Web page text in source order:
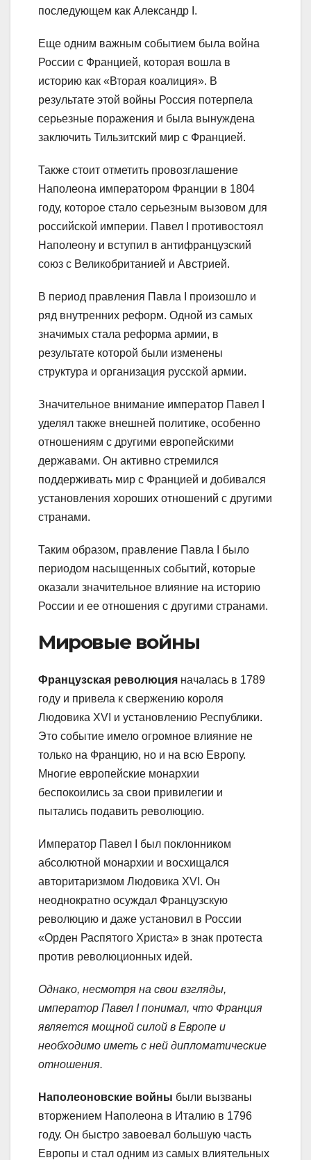
последующем как Александр I.
Еще одним важным событием была война
России с Францией, которая вошла в
историю как «Вторая коалиция». В
результате этой войны Россия потерпела
серьезные поражения и была вынуждена
заключить Тильзитский мир с Францией.
Также стоит отметить провозглашение
Наполеона императором Франции в 1804
году, которое стало серьезным вызовом для
российской империи. Павел I противостоял
Наполеону и вступил в антифранцузский
союз с Великобританией и Австрией.
В период правления Павла I произошло и
ряд внутренних реформ. Одной из самых
значимых стала реформа армии, в
результате которой были изменены
структура и организация русской армии.
Значительное внимание император Павел I
уделял также внешней политике, особенно
отношениям с другими европейскими
державами. Он активно стремился
поддерживать мир с Францией и добивался
установления хороших отношений с другими
странами.
Таким образом, правление Павла I было
периодом насыщенных событий, которые
оказали значительное влияние на историю
России и ее отношения с другими странами.
Мировые войны
Французская революция началась в 1789
году и привела к свержению короля
Людовика XVI и установлению Республики.
Это событие имело огромное влияние не
только на Францию, но и на всю Европу.
Многие европейские монархии
беспокоились за свои привилегии и
пытались подавить революцию.
Император Павел I был поклонником
абсолютной монархии и восхищался
авторитаризмом Людовика XVI. Он
неоднократно осуждал Французскую
революцию и даже установил в России
«Орден Распятого Христа» в знак протеста
против революционных идей.
Однако, несмотря на свои взгляды,
император Павел I понимал, что Франция
является мощной силой в Европе и
необходимо иметь с ней дипломатические
отношения.
Наполеоновские войны были вызваны
вторжением Наполеона в Италию в 1796
году. Он быстро завоевал большую часть
Европы и стал одним из самых влиятельных